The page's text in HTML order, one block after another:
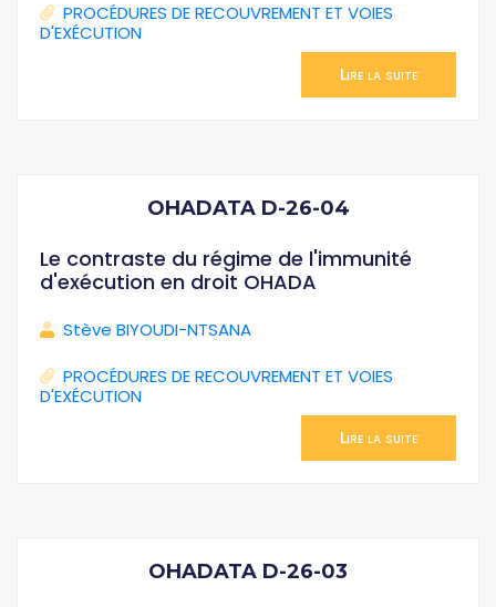
PROCÉDURES DE RECOUVREMENT ET VOIES
D'EXÉCUTION
Lire la suite
OHADATA D-26-04
Le contraste du régime de l'immunité
d'exécution en droit OHADA
Stève BIYOUDI-NTSANA
PROCÉDURES DE RECOUVREMENT ET VOIES
D'EXÉCUTION
Lire la suite
OHADATA D-26-03